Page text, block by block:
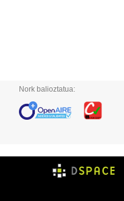
Nork balioztatua: